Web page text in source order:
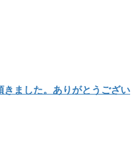
きました。ありがとうござい